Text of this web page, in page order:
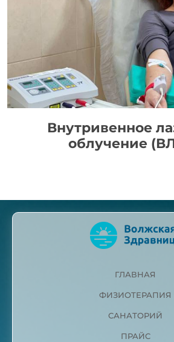
Внутривенное
облучение
ГЛАВНАЯ
ФИЗИОТЕРАПИЯ
САНАТОРИЙ
ПРАЙС